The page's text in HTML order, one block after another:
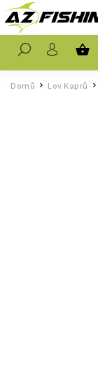
Domů / Lov Kaprů